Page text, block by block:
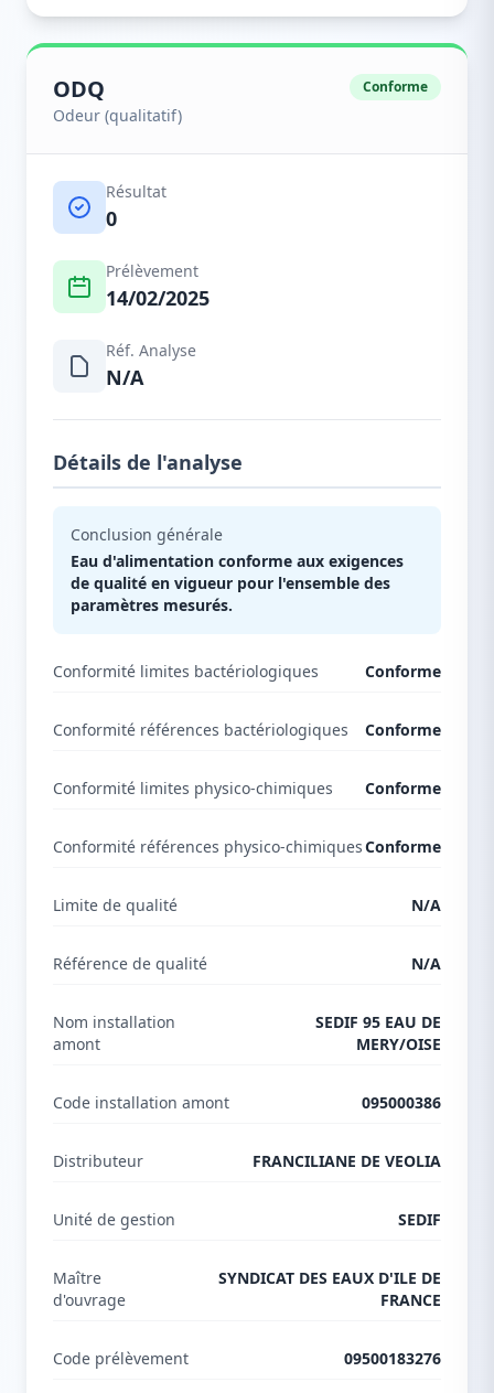
ODQ
Odeur (qualitatif)
Conforme
Résultat
0
Prélèvement
14/02/2025
Réf. Analyse
N/A
Détails de l'analyse
Conclusion générale
Eau d'alimentation conforme aux exigences
de qualité en vigueur pour l'ensemble des
paramètres mesurés.
Conformité limites bactériologiques Conforme
Conformité références bactériologiques Conforme
Conformité limites physico-chimiques Conforme
Conformité références physico-chimiquesConforme
Limite de qualité N/A
Référence de qualité N/A
Nom installation
amont
SEDIF 95 EAU DE
MERY/OISE
Code installation amont 095000386
Distributeur FRANCILIANE DE VEOLIA
Unité de gestion SEDIF
Maître
d'ouvrage
SYNDICAT DES EAUX D'ILE DE
FRANCE
Code prélèvement 09500183276